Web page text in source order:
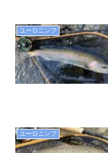
ユーロニンフ
ユーロニンフ